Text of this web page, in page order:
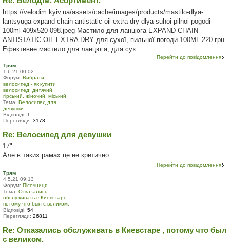
https://velodim.kyiv.ua/assets/cache/images/products/mastilo-dlya-
lantsyuga-expand-chain-antistatic-oil-extra-dry-dlya-suhoi-pilnoi-pogodi-
100ml-409x520-098.jpeg Мастило для ланцюга EXPAND CHAIN
ANTISTATIC OIL EXTRA DRY для сухої, пильної погоди 100ML 220 грн.
Ефективне мастило для ланцюга, для сух...
Перейти до повідомлення
Трям
1.6.21 00:02
Форум: Вибрати
велосипед - як купити
велосипед: дитячий,
гірський, жіночий, міський
Тема: Велосипед для
девушки
Відповіді: 1
Перегляди: 3178
Re: Велосипед для девушки
17"
Але в таких рамах це не критично ...
Перейти до повідомлення
Трям
4.5.21 09:13
Форум: Пісочниця
Тема: Отказались
обслуживать в Киевстаре ,
потому что был с великом.
Відповіді: 54
Перегляди: 26811
Re: Отказались обслуживать в Киевстаре , потому что был
с великом.